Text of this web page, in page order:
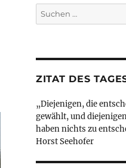
Suche
nach:
ZITAT DES
„Diejenigen, die
gewählt, und
haben nichts zu
Horst Seehofer